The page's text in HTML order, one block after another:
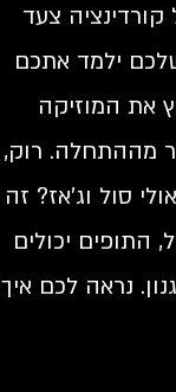
צעד
ילמד אתכם
את המוזיקה
מההתחלה. רוק,
סול וג'אז? זה
התופים יכולים
נראה לכם איך